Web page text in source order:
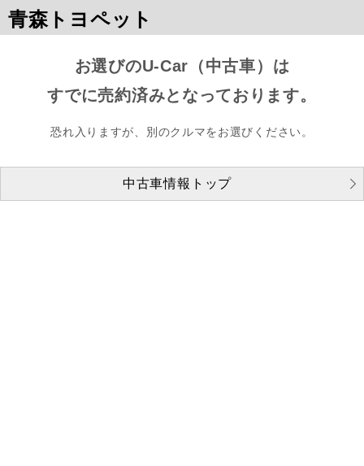
青森トヨペット
お選びのU-Car（中古車）は
すでに売約済みとなっております。
恐れ入りますが、別のクルマをお選びください。
中古車情報トップ